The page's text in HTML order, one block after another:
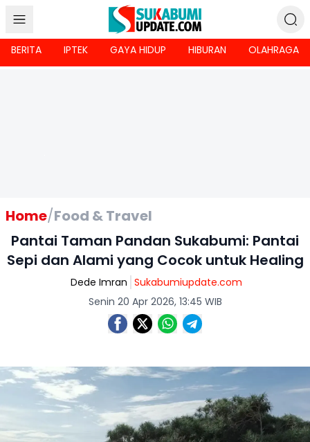
BERITA IPTEK GAYA HIDUP HIBURAN OLAHRAGA
Home/Food & Travel
Pantai Taman Pandan Sukabumi: Pantai
Sepi dan Alami yang Cocok untuk Healing
Dede Imran Sukabumiupdate.com
Senin 20 Apr 2026, 13:45 WIB